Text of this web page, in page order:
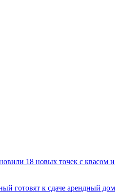
18 новых точек с квасом и
готовят к сдаче арендный дом